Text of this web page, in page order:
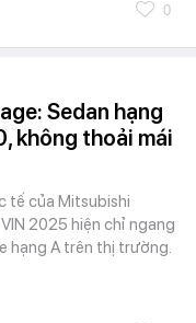
0
Sedan hạng
không thoải mái
tế của Mitsubishi
2025 hiện chỉ ngang
hạng A trên thị trường.